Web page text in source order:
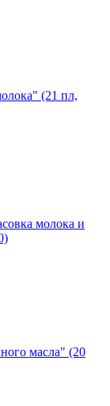
(21 пл,
молока и
масла" (20